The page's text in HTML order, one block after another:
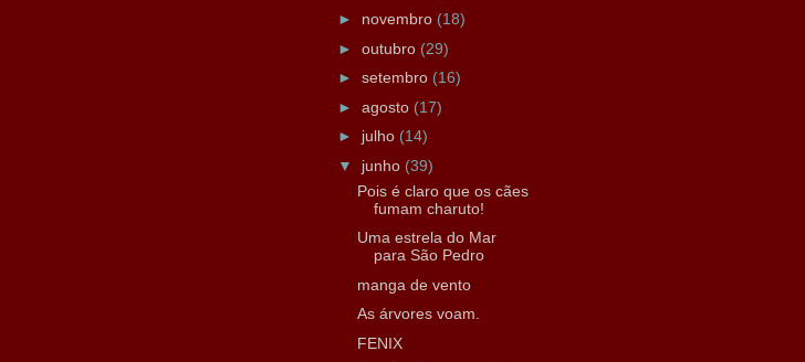
► novembro (18)
► outubro (29)
► setembro (16)
► agosto (17)
► julho (14)
▼ junho (39)
Pois é claro que os cães
fumam charuto!
Uma estrela do Mar
para São Pedro
manga de vento
As árvores voam.
FENIX